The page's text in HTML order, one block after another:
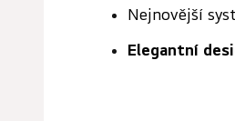
Nejnovější
Elegantní